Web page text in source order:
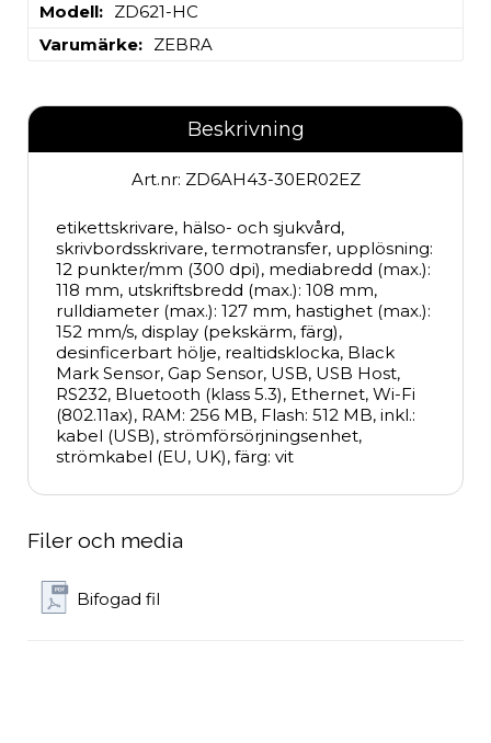
Modell
ZD621-HC
Varumärke
ZEBRA
Beskrivning
Art.nr: ZD6AH43-30ER02EZ
etikettskrivare, hälso- och sjukvård,
skrivbordsskrivare, termotransfer, upplösning:
12 punkter/mm (300 dpi), mediabredd (max.):
118 mm, utskriftsbredd (max.): 108 mm,
rulldiameter (max.): 127 mm, hastighet (max.):
152 mm/s, display (pekskärm, färg),
desinficerbart hölje, realtidsklocka, Black
Mark Sensor, Gap Sensor, USB, USB Host,
RS232, Bluetooth (klass 5.3), Ethernet, Wi-Fi
(802.11ax), RAM: 256 MB, Flash: 512 MB, inkl.:
kabel (USB), strömförsörjningsenhet,
strömkabel (EU, UK), färg: vit
Filer och media
Bifogad fil